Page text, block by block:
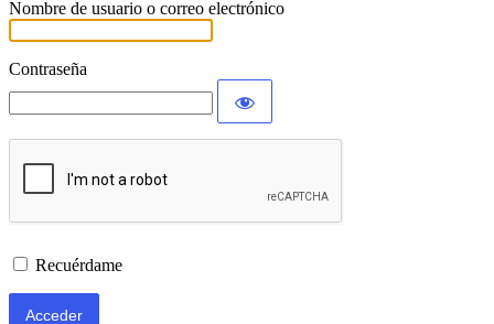
Nombre de usuario o correo electrónico
Contraseña
Recuérdame